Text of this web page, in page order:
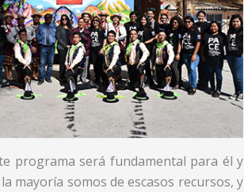
programa será fundamental para él y
mayoría somos de escasos recursos, y